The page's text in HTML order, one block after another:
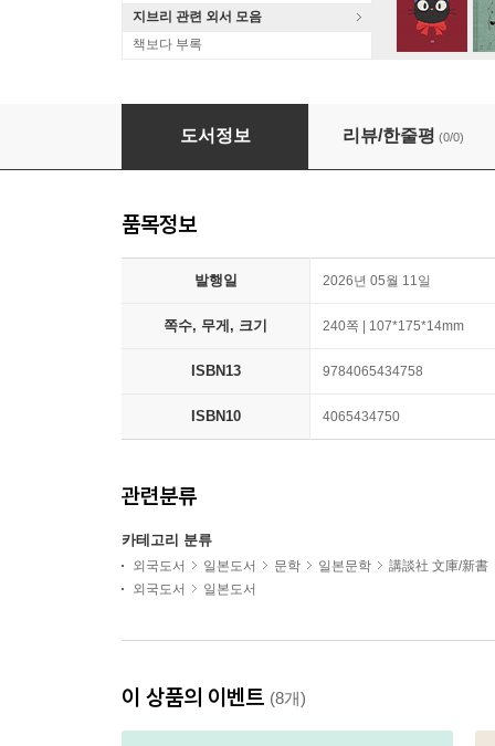
지브리 관련 외서 모음
책보다 부록
フリ-スク-ルという選擇
도서정보 리뷰/한줄평 (0/0)
품목정보
발행일 2026년 05월 11일
쪽수, 무게, 크기 240쪽 | 107*175*14mm
ISBN13 9784065434758
ISBN10 4065434750
관련분류
카테고리 분류
외국도서 일본도서 문학 일본문학
講談社 文庫/新書
외국도서
일본도서
이 상품의 이벤트 (8개)